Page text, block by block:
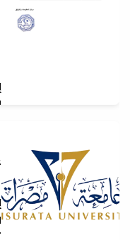
تسر جامعة مصراتة أن تعلن عن